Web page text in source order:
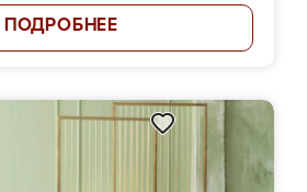
ПОДРОБНЕЕ